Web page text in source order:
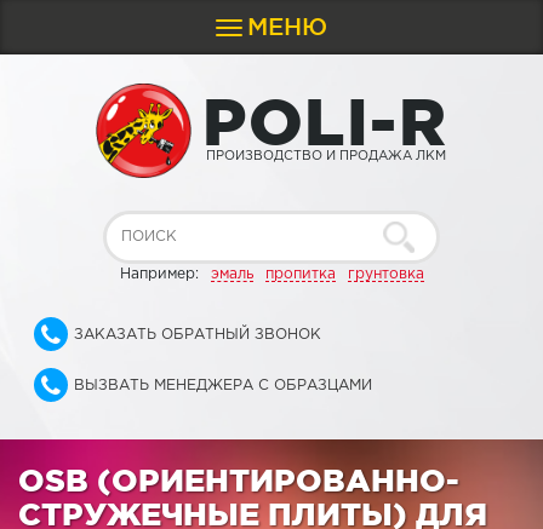
Toggle
navigation
МЕНЮ
POLI-R
ПРОИЗВОДСТВО И ПРОДАЖА ЛКМ
Например: эмаль пропитка грунтовка
ЗАКАЗАТЬ ОБРАТНЫЙ ЗВОНОК
ВЫЗВАТЬ МЕНЕДЖЕРА С ОБРАЗЦАМИ
OSB (ОРИЕНТИРОВАННО-
СТРУЖЕЧНЫЕ ПЛИТЫ) ДЛЯ